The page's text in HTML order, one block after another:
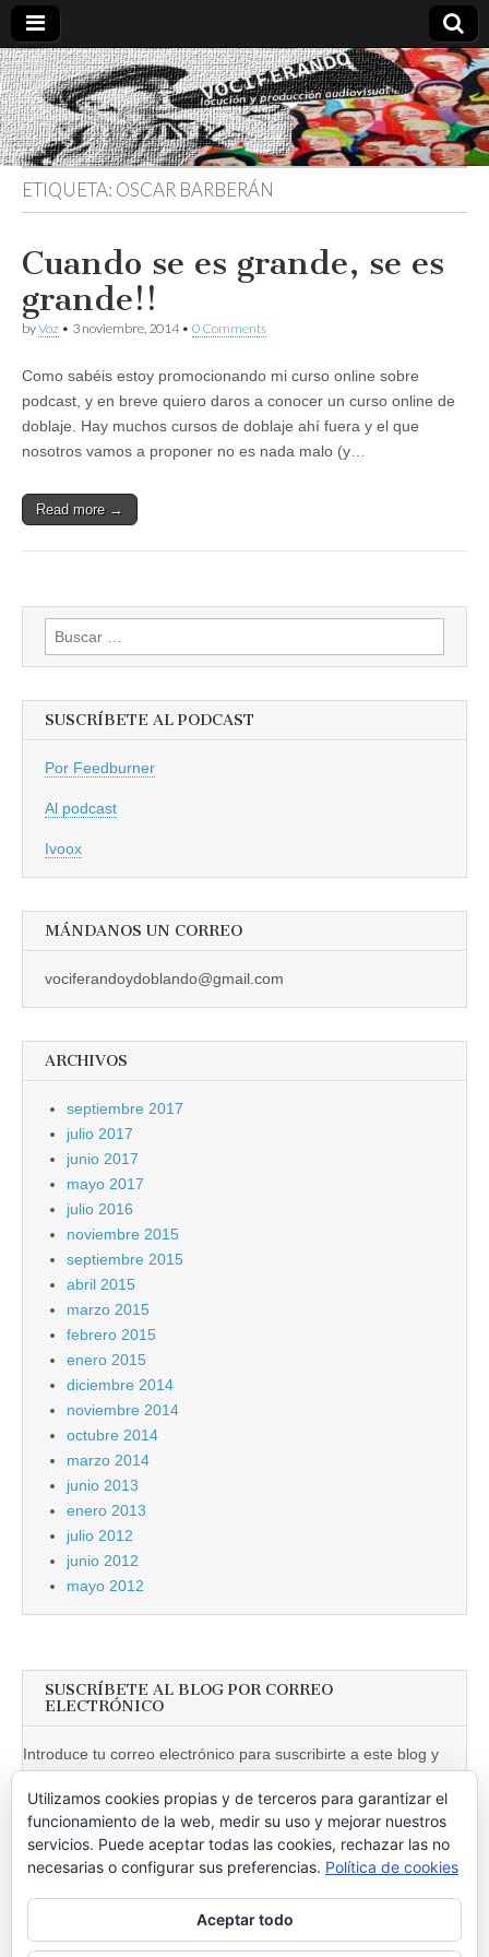
Vociferando
Comunicación,
Locucion y
Producción
Audiovisual
ETIQUETA: OSCAR BARBERÁN
Cuando se es grande, se es
grande!!
byVoz • 3 noviembre, 2014• 0 Comments
Como sabéis estoy promocionando mi curso online sobre
podcast, y en breve quiero daros a conocer un curso online de
doblaje. Hay muchos cursos de doblaje ahí fuera y el que
nosotros vamos a proponer no es nada malo (y…
Read more →
Buscar:
SUSCRÍBETE AL PODCAST
Por Feedburner
Al podcast
Ivoox
MÁNDANOS UN CORREO
vociferandoydoblando@gmail.com
ARCHIVOS
septiembre 2017
julio 2017
junio 2017
mayo 2017
julio 2016
noviembre 2015
septiembre 2015
abril 2015
marzo 2015
febrero 2015
enero 2015
diciembre 2014
noviembre 2014
octubre 2014
marzo 2014
junio 2013
enero 2013
julio 2012
junio 2012
mayo 2012
SUSCRÍBETE AL BLOG POR CORREO
ELECTRÓNICO
Introduce tu correo electrónico para suscribirte a este blog y
Dirección
de
email
Únete a otros 246 suscriptores
Utilizamos cookies propias y de terceros para garantizar el
funcionamiento de la web, medir su uso y mejorar nuestros
servicios. Puede aceptar todas las cookies, rechazar las no
necesarias o configurar sus preferencias. Política de cookies
Aceptar todo